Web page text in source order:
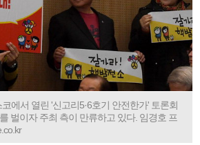
에서 열린 '신고리5·6호기 안전한가' 토론회
벌이자 주최 측이 만류하고 있다. 임경호 프